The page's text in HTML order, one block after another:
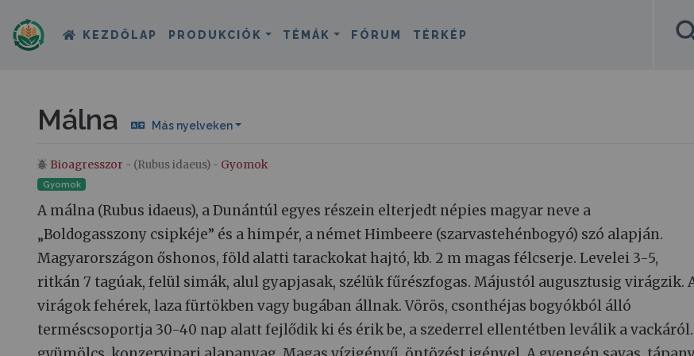
KEZDŐLAP PRODUKCIÓK TÉMÁK FÓRUM TÉRKÉP
Málna Más nyelveken
Ugrás:navigáció,keresés
Bioagresszor - (Rubus idaeus) - Gyomok
Gyomok
A málna (Rubus idaeus), a Dunántúl egyes részein elterjedt népies magyar neve a
„Boldogasszony csipkéje” és a himpér, a német Himbeere (szarvastehénbogyó) szó alapján.
Magyarországon őshonos, föld alatti tarackokat hajtó, kb. 2 m magas félcserje. Levelei 3-5,
ritkán 7 tagúak, felül simák, alul gyapjasak, szélük fűrészfogas. Májustól augusztusig virágzik.
virágok fehérek, laza fürtökben vagy bugában állnak. Vörös, csonthéjas bogyókból álló
terméscsoportja 30-40 nap alatt fejlődik ki és érik be, a szederrel ellentétben leválik a